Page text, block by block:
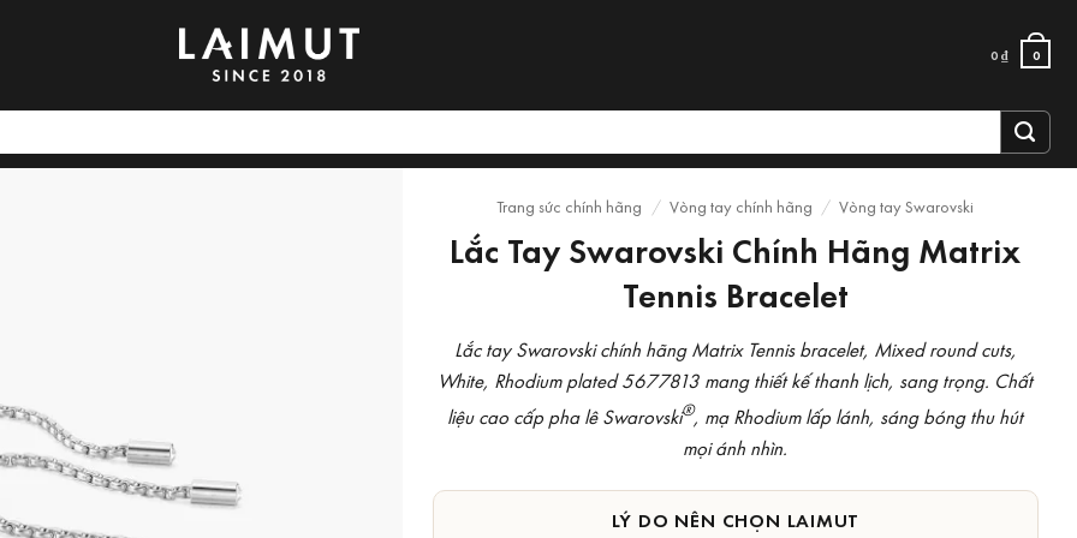
0₫ 0
Trang sức chính hãng / Vòng tay chính hãng / Vòng tay Swarovski
Lắc Tay Swarovski Chính Hãng Matrix
Tennis Bracelet
Lắc tay Swarovski chính hãng Matrix Tennis bracelet, Mixed round cuts,
White, Rhodium plated 5677813 mang thiết kế thanh lịch, sang trọng. Chất
liệu cao cấp pha lê Swarovski®, mạ Rhodium lấp lánh, sáng bóng thu hút
mọi ánh nhìn.
LÝ DO NÊN CHỌN LAIMUT